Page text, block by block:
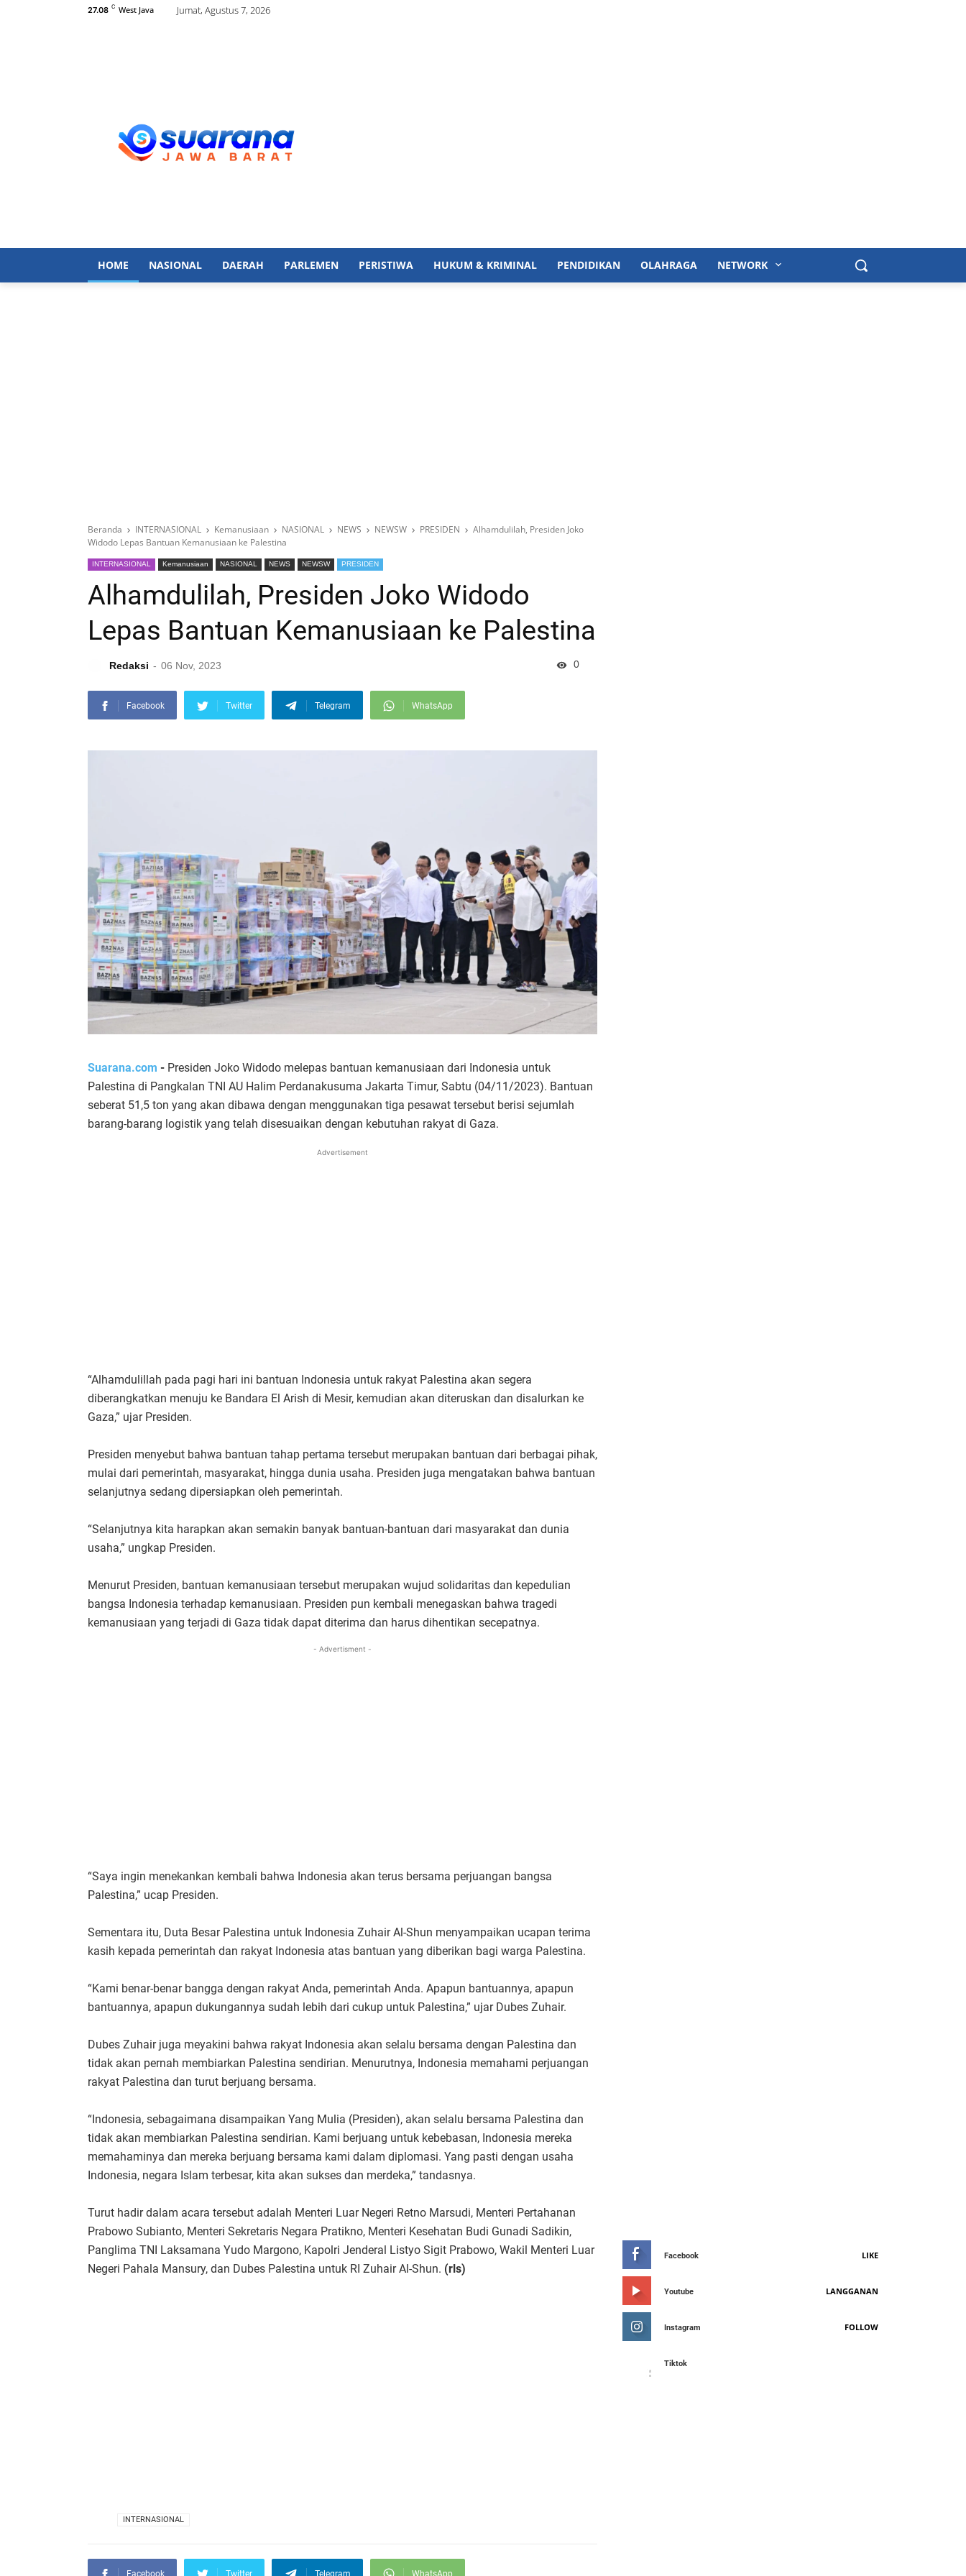
27.08 C West Java Jumat, Agustus 7, 2026
HOME NASIONAL DAERAH PARLEMEN PERISTIWA HUKUM & KRIMINAL PENDIDIKAN OLAHRAGA NETWORK
Beranda INTERNASIONAL Kemanusiaan NASIONAL NEWS NEWSW PRESIDEN
Alhamdulilah, Presiden Joko
Widodo Lepas Bantuan Kemanusiaan ke Palestina
INTERNASIONAL Kemanusiaan NASIONAL NEWS NEWSW PRESIDEN
Alhamdulilah, Presiden Joko Widodo
Lepas Bantuan Kemanusiaan ke Palestina
Redaksi 06 Nov, 2023 0
Facebook Twitter Telegram WhatsApp
Suarana.com - Presiden Joko Widodo melepas bantuan kemanusiaan dari Indonesia untuk
Palestina di Pangkalan TNI AU Halim Perdanakusuma Jakarta Timur, Sabtu (04/11/2023). Bantuan
seberat 51,5 ton yang akan dibawa dengan menggunakan tiga pesawat tersebut berisi sejumlah
barang-barang logistik yang telah disesuaikan dengan kebutuhan rakyat di Gaza.
Advertisement
“Alhamdulillah pada pagi hari ini bantuan Indonesia untuk rakyat Palestina akan segera
diberangkatkan menuju ke Bandara El Arish di Mesir, kemudian akan diteruskan dan disalurkan ke
Gaza,” ujar Presiden.
Presiden menyebut bahwa bantuan tahap pertama tersebut merupakan bantuan dari berbagai pihak,
mulai dari pemerintah, masyarakat, hingga dunia usaha. Presiden juga mengatakan bahwa bantuan
selanjutnya sedang dipersiapkan oleh pemerintah.
“Selanjutnya kita harapkan akan semakin banyak bantuan-bantuan dari masyarakat dan dunia
usaha,” ungkap Presiden.
Menurut Presiden, bantuan kemanusiaan tersebut merupakan wujud solidaritas dan kepedulian
bangsa Indonesia terhadap kemanusiaan. Presiden pun kembali menegaskan bahwa tragedi
kemanusiaan yang terjadi di Gaza tidak dapat diterima dan harus dihentikan secepatnya.
- Advertisment -
“Saya ingin menekankan kembali bahwa Indonesia akan terus bersama perjuangan bangsa
Palestina,” ucap Presiden.
Sementara itu, Duta Besar Palestina untuk Indonesia Zuhair Al-Shun menyampaikan ucapan terima
kasih kepada pemerintah dan rakyat Indonesia atas bantuan yang diberikan bagi warga Palestina.
“Kami benar-benar bangga dengan rakyat Anda, pemerintah Anda. Apapun bantuannya, apapun
bantuannya, apapun dukungannya sudah lebih dari cukup untuk Palestina,” ujar Dubes Zuhair.
Dubes Zuhair juga meyakini bahwa rakyat Indonesia akan selalu bersama dengan Palestina dan
tidak akan pernah membiarkan Palestina sendirian. Menurutnya, Indonesia memahami perjuangan
rakyat Palestina dan turut berjuang bersama.
“Indonesia, sebagaimana disampaikan Yang Mulia (Presiden), akan selalu bersama Palestina dan
tidak akan membiarkan Palestina sendirian. Kami berjuang untuk kebebasan, Indonesia mereka
memahaminya dan mereka berjuang bersama kami dalam diplomasi. Yang pasti dengan usaha
Indonesia, negara Islam terbesar, kita akan sukses dan merdeka,” tandasnya.
Turut hadir dalam acara tersebut adalah Menteri Luar Negeri Retno Marsudi, Menteri Pertahanan
Prabowo Subianto, Menteri Sekretaris Negara Pratikno, Menteri Kesehatan Budi Gunadi Sadikin,
Panglima TNI Laksamana Yudo Margono, Kapolri Jenderal Listyo Sigit Prabowo, Wakil Menteri Luar
Negeri Pahala Mansury, dan Dubes Palestina untuk RI Zuhair Al-Shun. (rls)
INTERNASIONAL
Facebook LIKE
Youtube LANGGANAN
Instagram FOLLOW
Tiktok